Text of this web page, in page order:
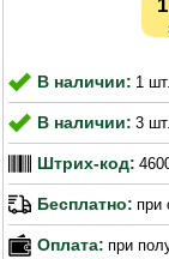
В наличии: 1
В наличии: 3
Штрих-код:
Бесплатно: при
Оплата: при